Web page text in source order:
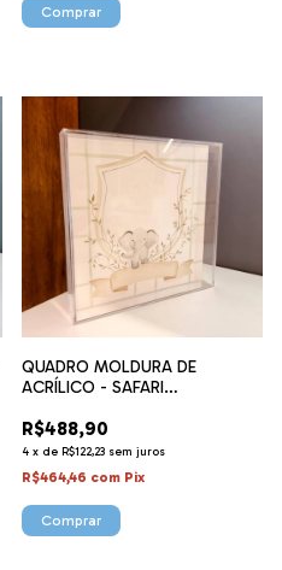
QUADRO MOLDURA DE
ACRÍLICO - SAFARI
R$488,90
4 x de R$122,23 sem juros
R$464,46 com Pix